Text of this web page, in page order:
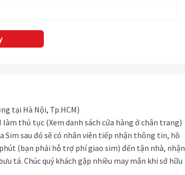
tại Hà Nội, Tp.HCM)
làm thủ tục (Xem danh sách cửa hàng ở chân trang)
sau đó sẽ có nhân viên tiếp nhận thông tin, hồ
(bạn phải hỗ trợ phí giao sim) đến tận nhà, nhận
tá. Chúc quý khách gặp nhiều may mắn khi sở hữu